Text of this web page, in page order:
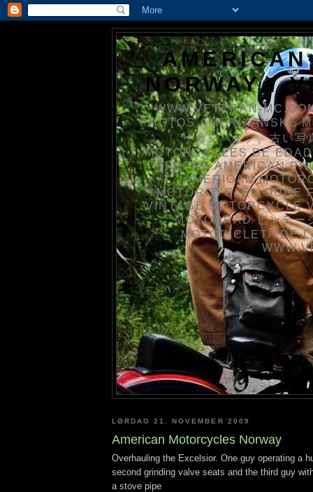
NORWAY /
WWW.VETERAN-
PHOTOS AMERIKANSKE
リカンバイク、古い
MOTORCYCLES DE
FOTOS AMERICAN
AMERICAN
MOTORCYCLES OUDE
VINTAGE MOTORCYCLE
MOTORRAD ビンテ
MOTOCICLETA DE
LØRDAG 21. NOVEMBER 2009
American Motorcycles Norway
Overhauling the Excelsior. One guy operating a
second grinding valve seats and the third guy
a stove pipe